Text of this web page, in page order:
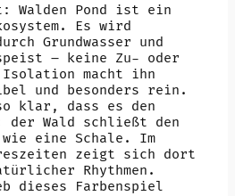
Walden Pond ist ein
Es wird
Grundwasser und
– keine Zu- oder
macht ihn
und besonders rein.
klar, dass es den
der Wald schließt den
eine Schale. Im
zeigt sich dort
Rhythmen.
dieses Farbenspiel